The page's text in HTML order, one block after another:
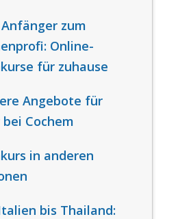
zum
Online-
für zuhause
Angebote für
bei Cochem
in anderen
bis Thailand: